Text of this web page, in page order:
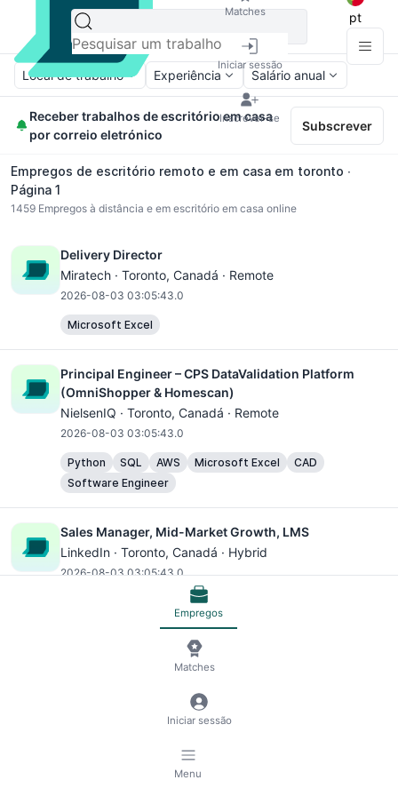
Matches
Iniciar sessão
Inscrever-se
pt
Local de trabalho Experiência Salário anual
Receber trabalhos de escritório em casa
por correio eletrónico
Subscrever
Empregos de escritório remoto e em casa em toronto ∙
Página 1
1459 Empregos à distância e em escritório em casa online
Delivery Director
Miratech · Toronto, Canadá · Remote
2026-08-03 03:05:43.0
Microsoft Excel
Principal Engineer – CPS DataValidation Platform
(OmniShopper & Homescan)
NielsenIQ · Toronto, Canadá · Remote
2026-08-03 03:05:43.0
Python SQL AWS Microsoft Excel
CAD
Software Engineer
Sales Manager, Mid-Market Growth, LMS
LinkedIn · Toronto, Canadá · Hybrid
2026-08-03 03:05:43.0
Bilingual (English/French) Associate Client Success &
Insights Manager - 18 Month Contract
, Canadá · Hybrid
Empregos
Matches
Iniciar sessão
Menu